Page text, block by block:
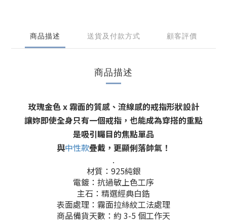
商品描述 送貨及付款方式 顧客評價
商品描述
玫瑰金色 x 霧面的質感、流線感的戒指形狀設計
讓妳即使全身只有一個戒指，也能成為穿搭的重點
是吸引矚目的焦點單品
與中性款疊戴，更顯俐落帥氣！
.
材質：925純銀
電鍍：抗過敏上色工序
主石：精選經典白鋯
表面處理：霧面拉絲紋工法處理
商品備貨天數：約 3-5 個工作天